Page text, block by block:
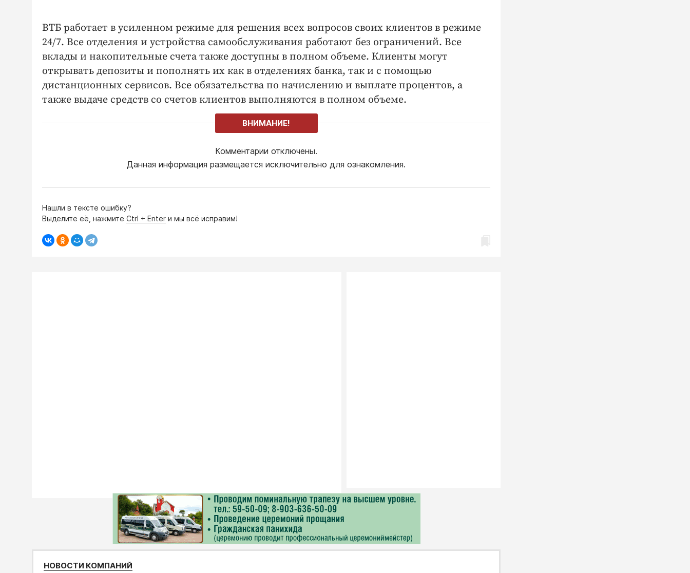
ВТБ работает в усиленном режиме для решения всех вопросов своих клиентов в режиме
24/7. Все отделения и устройства самообслуживания работают без ограничений. Все
вклады и накопительные счета также доступны в полном объеме. Клиенты могут
открывать депозиты и пополнять их как в отделениях банка, так и с помощью
дистанционных сервисов. Все обязательства по начислению и выплате процентов, а
также выдаче средств со счетов клиентов выполняются в полном объеме.
ВНИМАНИЕ!
Комментарии отключены.
Данная информация размещается исключительно для ознакомления.
Нашли в тексте ошибку?
Выделите её, нажмите Ctrl + Enter и мы всё исправим!
НОВОСТИ КОМПАНИЙ